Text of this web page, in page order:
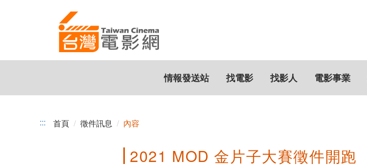
片 情報發送站 找電影 找影人 電影事業
::: 首頁 徵件訊息 內容
2021 MOD 金片子大賽徵件開跑